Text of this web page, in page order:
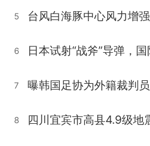
5 台风白海豚中心风力增强
6
7
8